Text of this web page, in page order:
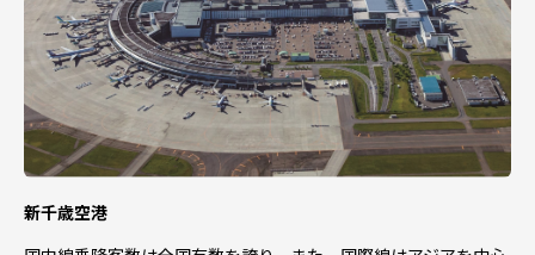
新千歳空港